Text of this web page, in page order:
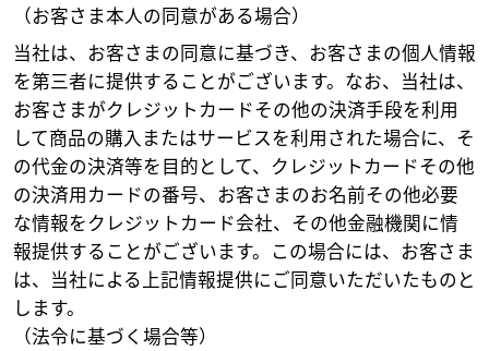
（お客さま本人の同意がある場合）
当社は、お客さまの同意に基づき、お客さまの個人情報
を第三者に提供することがございます。なお、当社は、
お客さまがクレジットカードその他の決済手段を利用
して商品の購入またはサービスを利用された場合に、そ
の代金の決済等を目的として、クレジットカードその他
の決済用カードの番号、お客さまのお名前その他必要
な情報をクレジットカード会社、その他金融機関に情
報提供することがございます。この場合には、お客さま
は、当社による上記情報提供にご同意いただいたものと
します。
（法令に基づく場合等）